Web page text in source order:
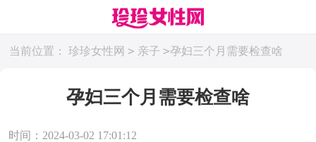
当前位置： 珍珍女性网 > 亲子 >孕妇三个月需要检查啥
孕妇三个月需要检查啥
时间：2024-03-02 17:01:12